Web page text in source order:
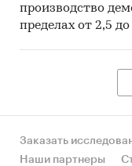
производство
пределах от 2,5
Заказать
Наши партнеры